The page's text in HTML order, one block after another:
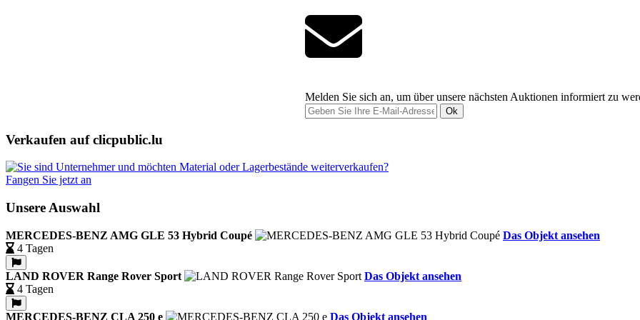
Melden Sie sich an, um über unsere nächsten Auktionen informiert zu
Ok
Verkaufen auf clicpublic.lu
Fangen Sie jetzt an
Unsere Auswahl
MERCEDES-BENZ AMG GLE 53 Hybrid Coupé
Das Objekt ansehen
4 Tagen
LAND ROVER Range Rover Sport
Das Objekt ansehen
4 Tagen
MERCEDES-BENZ CLA 250 e Das Objekt ansehen